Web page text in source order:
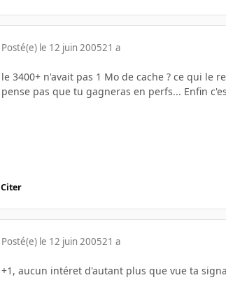
Posté(e) le 12 juin 200521 a
le 3400+ n'avait pas 1 Mo de cache ? ce qui
pense pas que tu gagneras en perfs... Enfin
Citer
Posté(e) le 12 juin 200521 a
+1, aucun intéret d'autant plus que vue ta